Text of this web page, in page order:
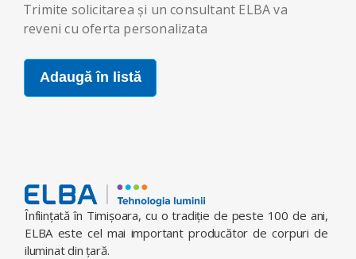
Trimite solicitarea și un consultant ELBA va
reveni cu oferta personalizata
Adaugă în listă
Înfiinţată în Timişoara, cu o tradiţie de peste 100 de ani,
ELBA este cel mai important producător de corpuri de
iluminat din ţară.